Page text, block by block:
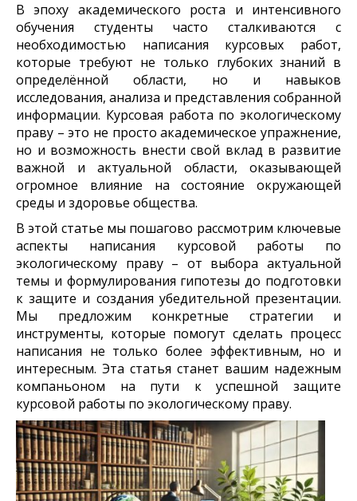
В эпоху академического роста и интенсивного
обучения студенты часто сталкиваются с
необходимостью написания курсовых работ,
которые требуют не только глубоких знаний в
определённой области, но и навыков
исследования, анализа и представления собранной
информации. Курсовая работа по экологическому
праву – это не просто академическое упражнение,
но и возможность внести свой вклад в развитие
важной и актуальной области, оказывающей
огромное влияние на состояние окружающей
среды и здоровье общества.
В этой статье мы пошагово рассмотрим ключевые
аспекты написания курсовой работы по
экологическому праву – от выбора актуальной
темы и формулирования гипотезы до подготовки
к защите и создания убедительной презентации.
Мы предложим конкретные стратегии и
инструменты, которые помогут сделать процесс
написания не только более эффективным, но и
интересным. Эта статья станет вашим надежным
компаньоном на пути к успешной защите
курсовой работы по экологическому праву.